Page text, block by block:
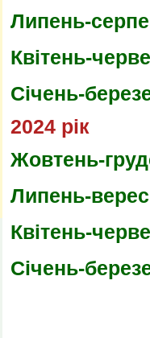
Липень-
Квітень-
Січень-
2024 рік
Жовтень-
Липень-
Квітень-
Січень-